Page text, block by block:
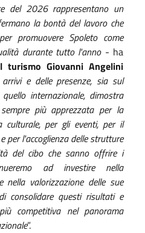
del 2026 rappresentano un
la bontà del lavoro che
promuovere Spoleto come
durante tutto l'anno- ha
turismo Giovanni Angelini
e delle presenze, sia sul
internazionale, dimostra
più apprezzata per la
culturale, per gli eventi, per il
per l'accoglienza delle strutture
del cibo che sanno offrire i
ad investire nella
valorizzazione delle sue
consolidare questi risultati e
competitiva nel panorama
”.